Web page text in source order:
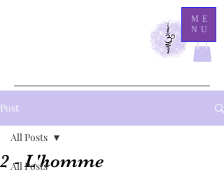
ME
NU
Post
All Posts
All Posts
2 - L'homme